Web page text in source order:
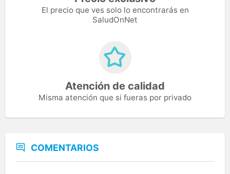
El precio que ves solo lo encontrarás en
SaludOnNet
Atención de calidad
Misma atención que si fueras por privado
COMENTARIOS